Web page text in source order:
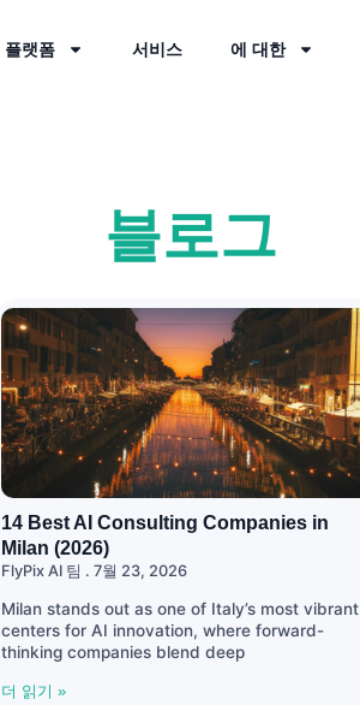
플랫폼 서비스 에 대한
블로그
14 Best AI Consulting Companies in
Milan (2026)
FlyPix AI 팀 7월 23, 2026
Milan stands out as one of Italy’s most vibrant
centers for AI innovation, where forward-
thinking companies blend deep
더 읽기 »